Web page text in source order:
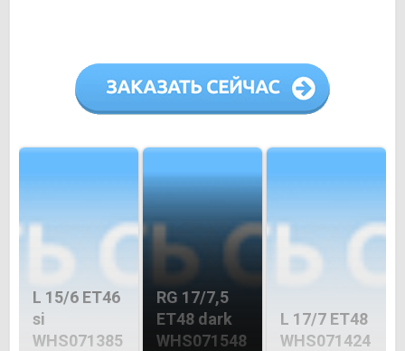
L 15/6 ET46
si
WHS071385
RG 17/7,5
ET48 dark
WHS071548
L 17/7 ET48
WHS071424